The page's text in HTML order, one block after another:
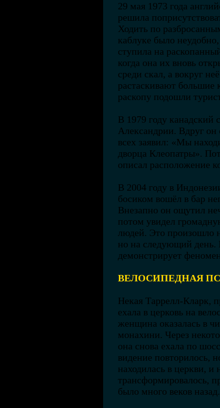
29 мая 1973 года
решила
Ходить по
каблуке было
ступила на
когда она их вновь
среди скал, а вокруг
растаскивают большие
раскопу подошли
В 1979 году канадский
Александрии. Вдруг он
всех заявил: «Мы
дворца Клеопатры».
описал расположение
В 2004 году в
босиком вошёл в бар
Внезапно он ощутил
потом увидел
людей. Это произошло
но на следующий
демонстрирует
ВЕЛОСИПЕДНАЯ
Некая Таррелл-Кларк,
ехала в церковь на
женщина оказалась в
монахини. Через
она снова ехала по
видение повторилось,
находилась в церкви, и
трансформировалось,
было много веков назад.